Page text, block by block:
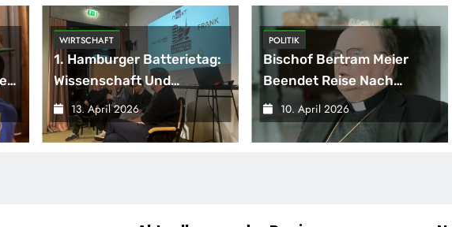
WIRTSCHAFT
1. Hamburger Batterietag:
Wissenschaft Und
Wirtschaft Sind Sich Einig
/ Die Energiewende
Braucht Speicher, Nicht
13. April 2026
POLITIK
Bischof Bertram Meier
Beendet Reise Nach
Sarajevo
10. April 2026